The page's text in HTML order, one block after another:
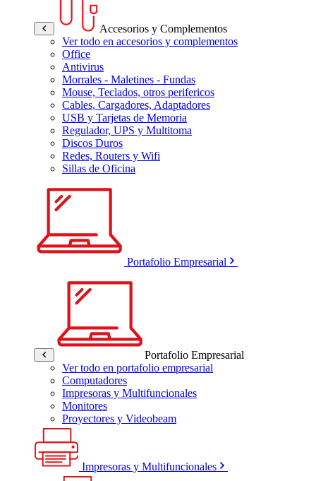
Accesorios y Complementos
Ver todo en accesorios y complementos
Office
Antivirus
Morrales - Maletines - Fundas
Mouse, Teclados, otros perifericos
Cables, Cargadores, Adaptadores
USB y Tarjetas de Memoria
Regulador, UPS y Multitoma
Discos Duros
Redes, Routers y Wifi
Sillas de Oficina
Portafolio Empresarial
Portafolio Empresarial
Ver todo en portafolio empresarial
Computadores
Impresoras y Multifuncionales
Monitores
Proyectores y Videobeam
Impresoras y Multifuncionales